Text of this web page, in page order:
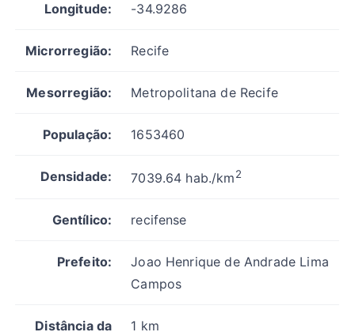
Longitude: -34.9286
Microrregião: Recife
Mesorregião: Metropolitana de Recife
População: 1653460
Densidade: 7039.64 hab./km2
Gentílico: recifense
Prefeito:
Joao Henrique de Andrade Lima
Campos
Distância da 1 km